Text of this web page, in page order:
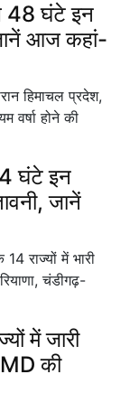
घंटे इन
आज कहां-
हिमाचल प्रदेश,
वर्षा होने की
घंटे इन
जानें
राज्यों में भारी
चंडीगढ़-
में जारी
की